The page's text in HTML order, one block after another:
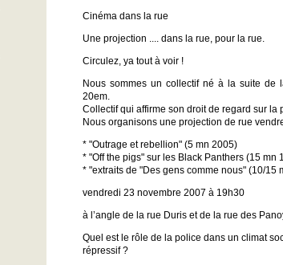
Cinéma dans la rue
Une projection .... dans la rue, pour la rue.
Circulez, ya tout à voir !
Nous sommes un collectif né à la suite de
20em.
Collectif qui affirme son droit de regard sur la
Nous organisons une projection de rue
* "Outrage et rebellion" (5 mn 2005)
* "Off the pigs" sur les Black Panthers (15 mn
* "extraits de "Des gens comme nous" (10/15
vendredi 23 novembre 2007 à 19h30
à l’angle de la rue Duris et de la rue des
Quel est le rôle de la police dans un climat
répressif ?